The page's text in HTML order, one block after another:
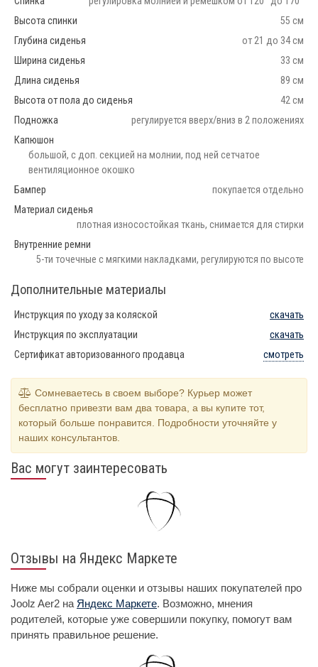
Высота спинки
55 см
Глубина сиденья
от 21 до 34 см
Ширина сиденья
33 см
Длина сиденья
89 см
Высота от пола до сиденья
42 см
Подножка
регулируется вверх/вниз в 2 положениях
Капюшон
большой, с доп. секцией на молнии, под ней сетчатое
вентиляционное окошко
Бампер
покупается отдельно
Материал сиденья
плотная износостойкая ткань, снимается для стирки
Внутренние ремни
5-ти точечные с мягкими накладками, регулируются по высоте
Дополнительные материалы
Инструкция по уходу за коляской
скачать
Инструкция по эксплуатации
скачать
Сертификат авторизованного продавца
смотреть
Сомневаетесь в своем выборе? Курьер может
бесплатно привезти вам два товара, а вы купите тот,
который больше понравится. Подробности уточняйте у
наших консультантов.
Вас могут заинтересовать
Отзывы на Яндекс Маркете
Ниже мы собрали оценки и отзывы наших покупателей про
Joolz Aer2 на Яндекс Маркете. Возможно, мнения
родителей, которые уже совершили покупку, помогут вам
принять правильное решение.